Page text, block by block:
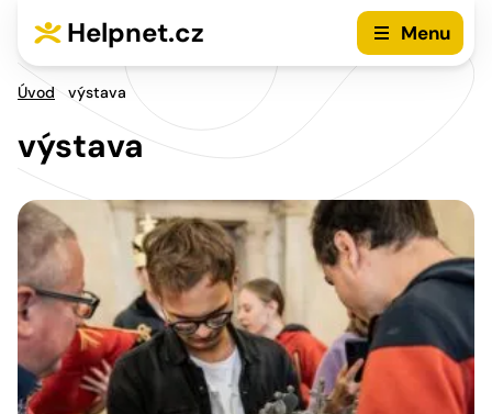
Helpnet.cz Menu
Úvod výstava
výstava